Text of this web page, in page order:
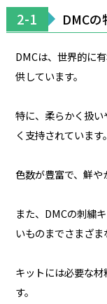
2-1 DMC
DMCは、世界的に
供しています。
特に、柔らかく扱
く支持されています。
色数が豊富で、鮮や
また、DMCの刺繍
いものまでさまざま
キットには必要な
す。